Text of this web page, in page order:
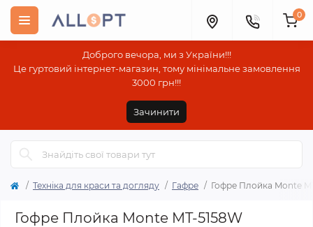
Доброго вечора, ми з України!!!
Це гуртовий інтернет-магазин, тому мінімальне замовлення
3000 грн!!!
Зачинити
0
Техніка для краси та догляду Гафре Гофре Плойка Monte
Гофре Плойка Monte MT-5158W